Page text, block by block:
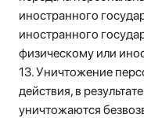
иностранного
иностранного
физическому или
13. Уничтожение
действия, в
уничтожаются